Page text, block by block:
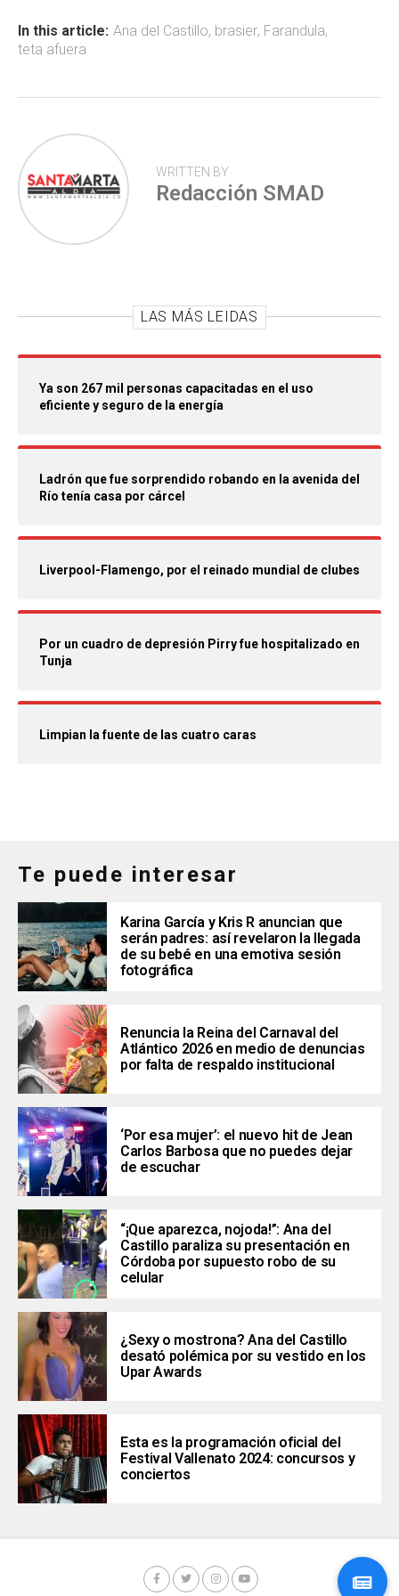
ok p
tir
In this article: Ana del Castillo, brasier, Farandula,
teta afuera
WRITTEN BY
Redacción SMAD
LAS MÁS LEIDAS
Ya son 267 mil personas capacitadas en el uso
eficiente y seguro de la energía
Ladrón que fue sorprendido robando en la avenida del
Río tenía casa por cárcel
Liverpool-Flamengo, por el reinado mundial de clubes
Por un cuadro de depresión Pirry fue hospitalizado en
Tunja
Limpian la fuente de las cuatro caras
Te puede interesar
Karina García y Kris R anuncian que
serán padres: así revelaron la llegada
de su bebé en una emotiva sesión
fotográfica
Renuncia la Reina del Carnaval del
Atlántico 2026 en medio de denuncias
por falta de respaldo institucional
‘Por esa mujer’: el nuevo hit de Jean
Carlos Barbosa que no puedes dejar
de escuchar
“¡Que aparezca, nojoda!”: Ana del
Castillo paraliza su presentación en
Córdoba por supuesto robo de su
celular
¿Sexy o mostrona? Ana del Castillo
desató polémica por su vestido en los
Upar Awards
Esta es la programación oficial del
Festival Vallenato 2024: concursos y
conciertos